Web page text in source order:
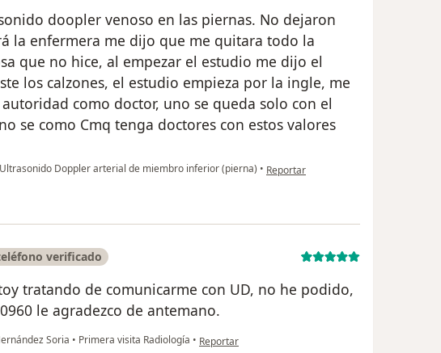
doopler venoso en las piernas. No dejaron
la enfermera me dijo que me quitara todo la
que no hice, al empezar el estudio me dijo el
los calzones, el estudio empieza por la ingle, me
como doctor, uno se queda solo con el
se como Cmq tenga doctores con estos valores
Ultrasonido Doppler arterial de miembro inferior (pierna) • en opinión del usuario Cuenta eliminada
Reportar
verificado
tratando de comunicarme con UD, no he podido,
le agradezco de antemano.
Soria • Primera visita Radiología • en opinión del usuario Jesus
Reportar